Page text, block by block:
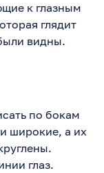
к глазным
глядит
видны.
по бокам
широкие, а их
глаз.